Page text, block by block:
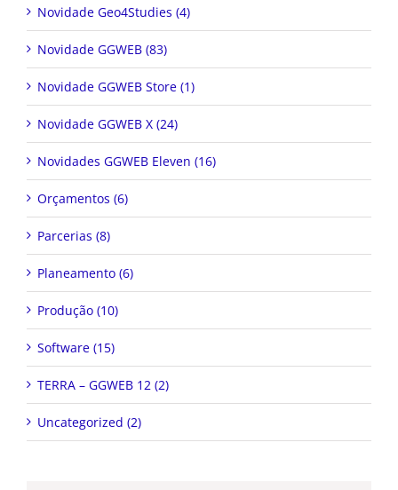
Novidade Geo4Studies (4)
Novidade GGWEB (83)
Novidade GGWEB Store (1)
Novidade GGWEB X (24)
Novidades GGWEB Eleven (16)
Orçamentos (6)
Parcerias (8)
Planeamento (6)
Produção (10)
Software (15)
TERRA – GGWEB 12 (2)
Uncategorized (2)